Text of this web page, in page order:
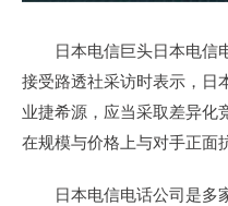
日本电信巨头日本电信
接受路透社采访时表示，日
业捷希源，应当采取差异化
在规模与价格上与对手正面
日本电信电话公司是多